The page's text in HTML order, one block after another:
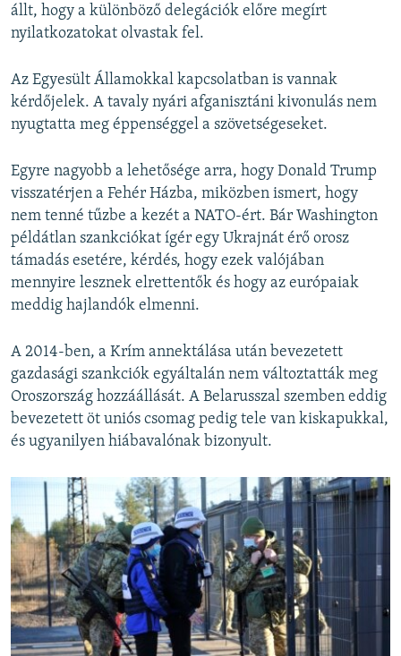
állt, hogy a különböző delegációk előre megírt
nyilatkozatokat olvastak fel.
Az Egyesült Államokkal kapcsolatban is vannak
kérdőjelek. A tavaly nyári afganisztáni kivonulás nem
nyugtatta meg éppenséggel a szövetségeseket.
Egyre nagyobb a lehetősége arra, hogy Donald Trump
visszatérjen a Fehér Házba, miközben ismert, hogy
nem tenné tűzbe a kezét a NATO-ért. Bár Washington
példátlan szankciókat ígér egy Ukrajnát érő orosz
támadás esetére, kérdés, hogy ezek valójában
mennyire lesznek elrettentők és hogy az európaiak
meddig hajlandók elmenni.
A 2014-ben, a Krím annektálása után bevezetett
gazdasági szankciók egyáltalán nem változtatták meg
Oroszország hozzáállását. A Belarusszal szemben eddig
bevezetett öt uniós csomag pedig tele van kiskapukkal,
és ugyanilyen hiábavalónak bizonyult.